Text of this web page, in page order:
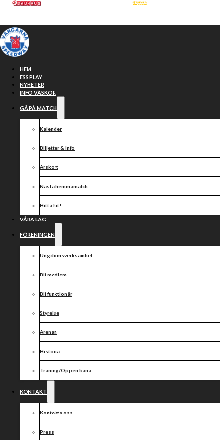
Hoppa till huvudinnehåll
HEM
ESS PLAY
NYHETER
INFO VÄSKOR
GÅ PÅ MATCH
Kalender
Biljetter & Info
Årskort
Nästa hemmamatch
Hitta hit!
VÅRA LAG
FÖRENINGEN
Ungdomsverksamhet
Bli medlem
Bli funktionär
Styrelse
Arenan
Historia
Träning/Öppen bana
KONTAKT
Kontakta oss
Press
CENTERPARTIET
NORRKÖPING
GÅR IN SOM
NY
TILL
VARGARNA
SPEEDWAY!